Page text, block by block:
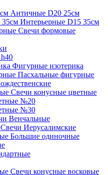
Античные D20 25см
Интерьерные D15 35см
Свечи формовые
Фигурные изотерика
Пасхальные фигурные
Свечи конусные цветные
№20
№30
Венчальные
Свечи Иерусалимские
Большие одиночные
Свечи конусные восковые